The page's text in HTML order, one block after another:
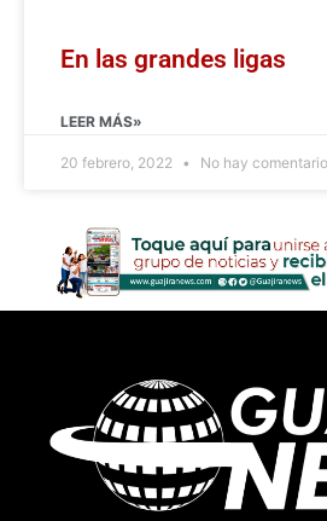
En las grandes ligas
LEER MÁS»
20 febrero, 2022 No hay